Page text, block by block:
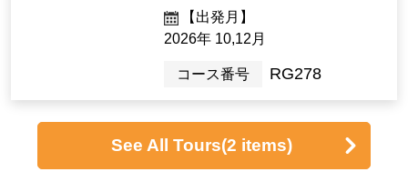
【出発月】
2026年 10,12月
コース番号 RG278
See All Tours(2 items)